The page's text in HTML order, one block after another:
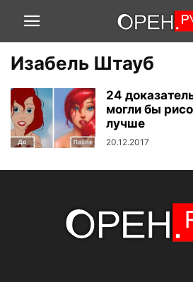
Изабель Штауб
24
могли бы
лучше
20.12.2017